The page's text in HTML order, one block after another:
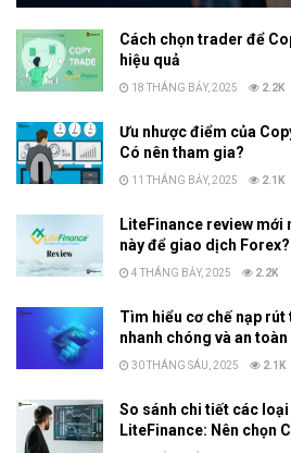
Cách chọn trader để
hiệu quả
18 THÁNG BẢY, 2025 2.2K
Ưu nhược điểm của
Có nên tham gia?
11 THÁNG BẢY, 2025 2.1K
LiteFinance review mới
này để giao dịch Forex?
4 THÁNG BẢY, 2025 2.2K
Tìm hiểu cơ chế nạp
nhanh chóng và an
30 THÁNG SÁU, 2025 2.1K
So sánh chi tiết các
LiteFinance: Nên chọn